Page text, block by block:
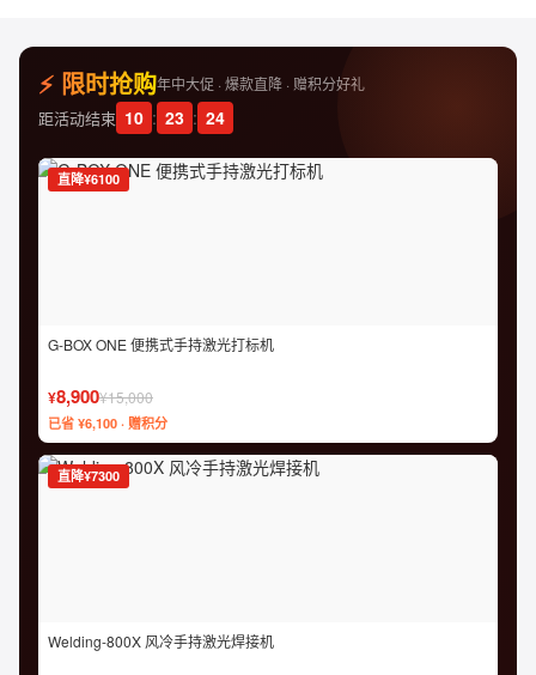
⚡ 限时抢购年中大促 · 爆款直降 · 赠积分好礼
距活动结束 10 : 23 : 23
直降¥6100
G-BOX ONE 便携式手持激光打标机
¥8,900¥15,000
已省 ¥6,100 · 赠积分
直降¥7300
Welding-800X 风冷手持激光焊接机